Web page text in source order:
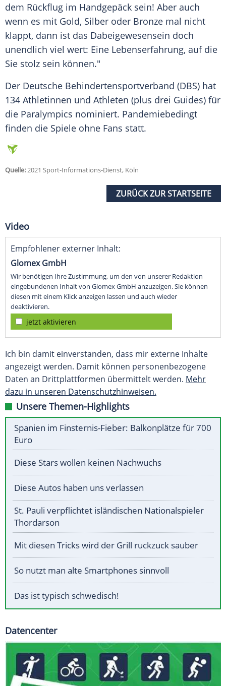
dem Rückflug im Handgepäck sein! Aber auch
wenn es mit Gold, Silber oder Bronze mal nicht
klappt, dann ist das Dabeigewesensein doch
unendlich viel wert: Eine Lebenserfahrung, auf die
Sie stolz sein können."
Der Deutsche Behindertensportverband (DBS) hat
134 Athletinnen und Athleten (plus drei Guides) für
die Paralympics nominiert. Pandemiebedingt
finden die Spiele ohne Fans statt.
Quelle:2021 Sport-Informations-Dienst, Köln
ZURÜCK ZUR STARTSEITE
Video
Empfohlener externer Inhalt:
Glomex GmbH
Wir benötigen Ihre Zustimmung, um den von unserer Redaktion
eingebundenen Inhalt von Glomex GmbH anzuzeigen. Sie können
diesen mit einem Klick anzeigen lassen und auch wieder
deaktivieren.
jetzt aktivieren
Ich bin damit einverstanden, dass mir externe Inhalte
angezeigt werden. Damit können personenbezogene
Daten an Drittplattformen übermittelt werden. Mehr
dazu in unseren Datenschutzhinweisen.
Unsere Themen-Highlights
Spanien im Finsternis-Fieber: Balkonplätze für 700
Euro
Diese Stars wollen keinen Nachwuchs
Diese Autos haben uns verlassen
St. Pauli verpflichtet isländischen Nationalspieler
Thordarson
Mit diesen Tricks wird der Grill ruckzuck sauber
So nutzt man alte Smartphones sinnvoll
Das ist typisch schwedisch!
Datencenter